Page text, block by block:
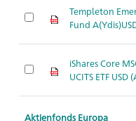
Templeton
Fund
iShares Core
UCITS ETF USD
Aktienfonds Europa